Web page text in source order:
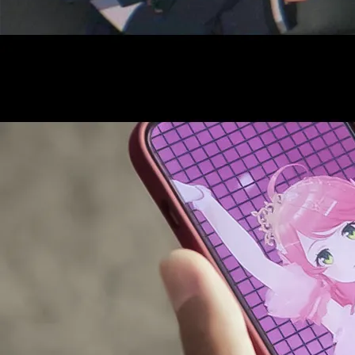
SUPPORT ADVERTISING
OFFICIAL SHOP
HOLODULE
プライバシーポリシー
未成年の方々へのお願い
二次創作ガイドライン